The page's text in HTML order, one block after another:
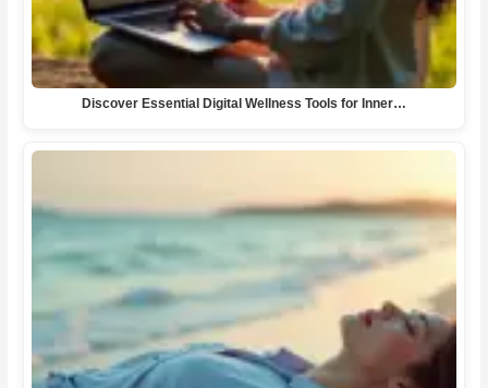
Discover Essential Digital Wellness Tools for Inner…